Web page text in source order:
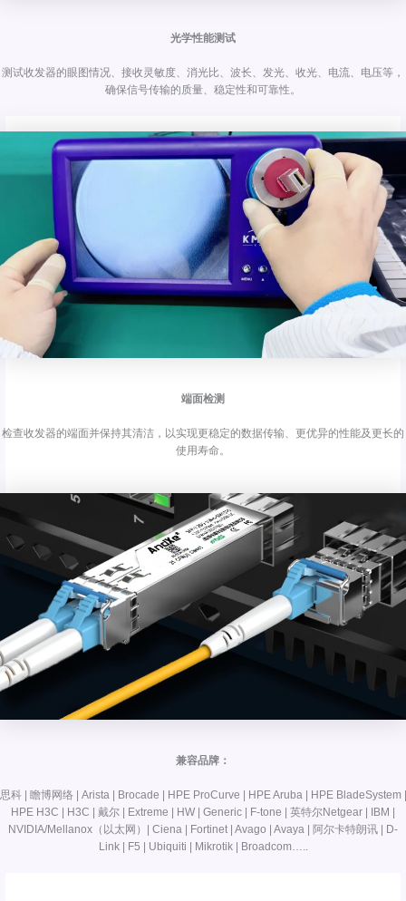
光学性能测试
测试收发器的眼图情况、接收灵敏度、消光比、波长、发光、收光、电流、电压等，
确保信号传输的质量、稳定性和可靠性。
端面检测
检查收发器的端面并保持其清洁，以实现更稳定的数据传输、更优异的性能及更长的
使用寿命。
兼容品牌：
思科 | 瞻博网络 | Arista | Brocade | HPE ProCurve | HPE Aruba | HPE BladeSystem |
HPE H3C | H3C | 戴尔 | Extreme | HW | Generic | F-tone | 英特尔Netgear | IBM |
NVIDIA/Mellanox（以太网）| Ciena | Fortinet | Avago | Avaya | 阿尔卡特朗讯 | D-
Link | F5 | Ubiquiti | Mikrotik | Broadcom…..